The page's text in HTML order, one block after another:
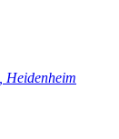
Heidenheim